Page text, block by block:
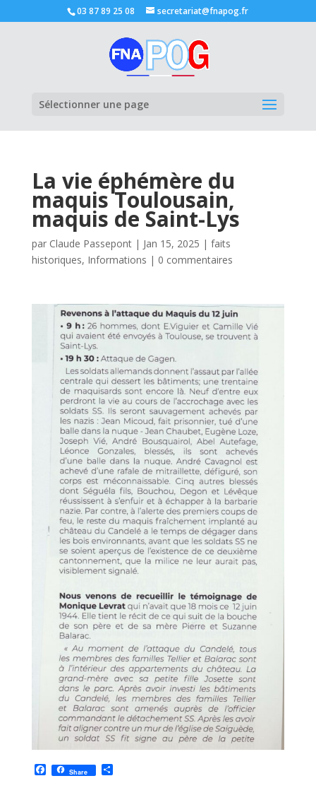
03 87 89 25 08 secretariat@fnapog.fr
Sélectionner une page
La vie éphémère du
maquis Toulousain,
maquis de Saint-Lys
par Claude Passepont| Jan 15, 2025 | faits
historiques, Informations | 0 commentaires
F
a
Share P